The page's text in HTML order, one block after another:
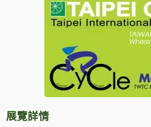
展覽詳情